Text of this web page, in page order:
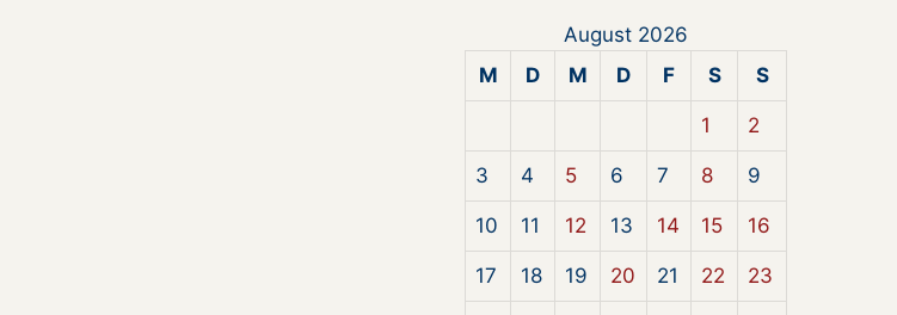
August 2026
M
D M D F S S
1 2
3 4 5 6 7 8 9
10 11 12 13 14 15 16
17 18 19 20 21 22 23